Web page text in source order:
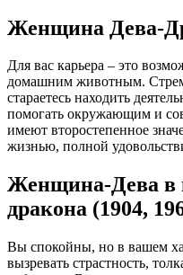
Женщина Дева-
Для вас карьера – это
домашним животным.
стараетесь находить
помогать окружающим и
имеют второстепенное
жизнью, полной
Женщина-Дева в
дракона (1904,
Вы спокойны, но в вашем
вызревать страстность,